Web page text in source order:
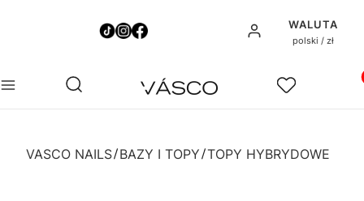
Zaloguj sięWALUTA
polski / zł
Menu Otwórz wyszukiwarkę
Szukaj Ulubione
VASCO NAILS BAZY I TOPY TOPY HYBRYDOWE